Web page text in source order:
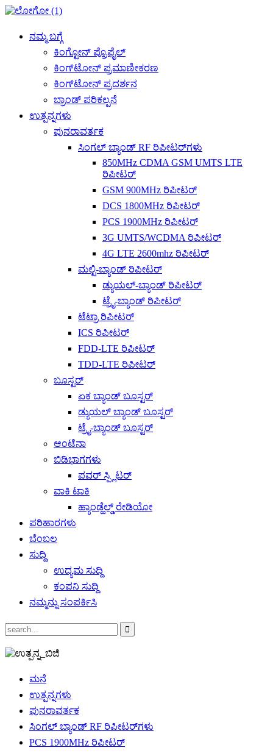
ನಮ್ಮ ಬಗ್ಗೆ
ಕಿಂಗ್ಟೋನ್ ಪ್ರೊಫೈಲ್
ಕಿಂಗ್‌ಟೋನ್ ಪ್ರಮಾಣೀಕರಣ
ಕಿಂಗ್‌ಟೋನ್ ಪ್ರದರ್ಶನ
ಬ್ರಾಂಡ್ ಪರಿಕಲ್ಪನೆ
ಉತ್ಪನ್ನಗಳು
ಪುನರಾವರ್ತಕ
ಸಿಂಗಲ್ ಬ್ಯಾಂಡ್ RF ರಿಪೀಟರ್‌ಗಳು
850MHz CDMA GSM UMTS LTE
ರಿಪೀಟರ್
GSM 900MHz ರಿಪೀಟರ್
DCS 1800MHz ರಿಪೀಟರ್
PCS 1900MHz ರಿಪೀಟರ್
3G UMTS/WCDMA ರಿಪೀಟರ್
4G LTE 2600mhz ರಿಪೀಟರ್
ಮಲ್ಟಿ-ಬ್ಯಾಂಡ್ ರಿಪೀಟರ್
ಡ್ಯುಯಲ್-ಬ್ಯಾಂಡ್ ರಿಪೀಟರ್
ಟ್ರೈ-ಬ್ಯಾಂಡ್ ರಿಪೀಟರ್
ಟೆಟ್ರಾ ರಿಪೀಟರ್
ICS ರಿಪೀಟರ್
FDD-LTE ರಿಪೀಟರ್
TDD-LTE ರಿಪೀಟರ್
ಬೂಸ್ಟರ್
ಏಕ ಬ್ಯಾಂಡ್ ಬೂಸ್ಟರ್
ಡ್ಯುಯಲ್ ಬ್ಯಾಂಡ್ ಬೂಸ್ಟರ್
ಟ್ರೈ-ಬ್ಯಾಂಡ್ ಬೂಸ್ಟರ್
ಆಂಟೆನಾ
ಬಿಡಿಭಾಗಗಳು
ಪವರ್ ಸ್ಪ್ಲಿಟರ್
ವಾಕಿ ಟಾಕಿ
ಹ್ಯಾಂಡ್ಹೆಲ್ಡ್ ರೇಡಿಯೋ
ಪರಿಹಾರಗಳು
ಬೆಂಬಲ
ಸುದ್ದಿ
ಉದ್ಯಮ ಸುದ್ದಿ
ಕಂಪನಿ ಸುದ್ದಿ
ನಮ್ಮನ್ನು ಸಂಪರ್ಕಿಸಿ
ಮನೆ
ಉತ್ಪನ್ನಗಳು
ಪುನರಾವರ್ತಕ
ಸಿಂಗಲ್ ಬ್ಯಾಂಡ್ RF ರಿಪೀಟರ್‌ಗಳು
PCS 1900MHz ರಿಪೀಟರ್